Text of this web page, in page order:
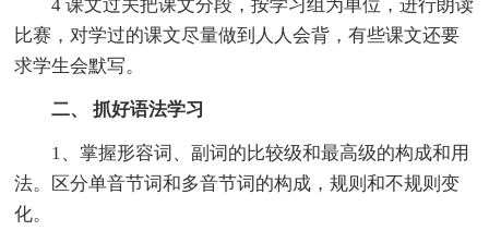
4 课文过关把课文分段，按学习组为单位，进行朗读
比赛，对学过的课文尽量做到人人会背，有些课文还要
求学生会默写。
二、 抓好语法学习
1、掌握形容词、副词的比较级和最高级的构成和用
法。区分单音节词和多音节词的构成，规则和不规则变
化。